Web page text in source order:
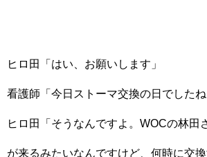
ヒロ田「はい、お願いします」
看護師「今日ストーマ交換の日でしたね
ヒロ田「そうなんですよ。WOCの林田
が来るみたいなんですけど、何時に交